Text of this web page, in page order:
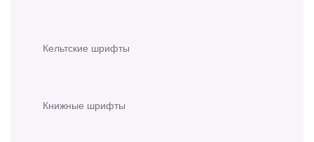
Кельтские шрифты
Книжные шрифты